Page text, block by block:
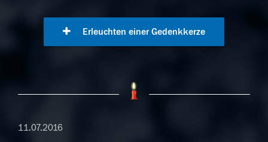
Erleuchten einer Gedenkkerze
11.07.2016